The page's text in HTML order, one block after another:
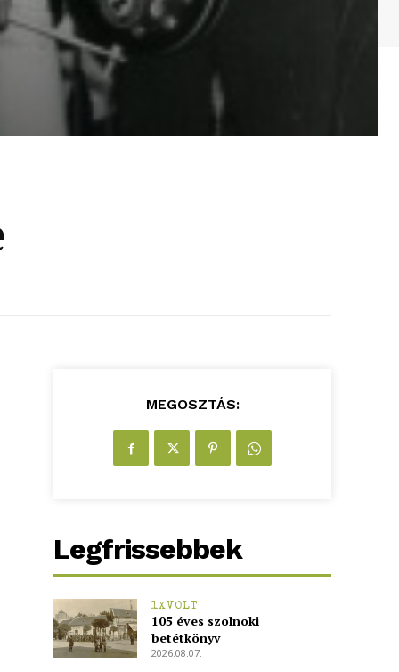
MEGOSZTÁS:
Legfrissebbek
1XVOLT
105 éves szolnoki
betétkönyv
2026.08.07.